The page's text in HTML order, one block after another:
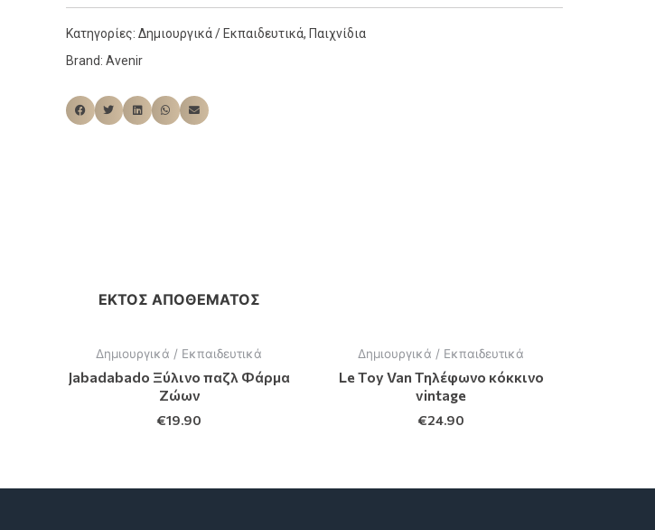
Κατηγορίες: Δημιουργικά / Εκπαιδευτικά, Παιχνίδια
Brand: Avenir
ΕΚΤΌΣ ΑΠΟΘΈΜΑΤΟΣ
Δημιουργικά / Εκπαιδευτικά
Jabadabado Ξύλινο παζλ Φάρμα
Ζώων
€19.90
Δημιουργικά / Εκπαιδευτικά
Le Toy Van Τηλέφωνο κόκκινο
vintage
€24.90